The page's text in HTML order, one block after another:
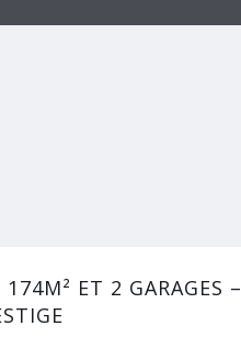
174M² ET 2 GARAGES –